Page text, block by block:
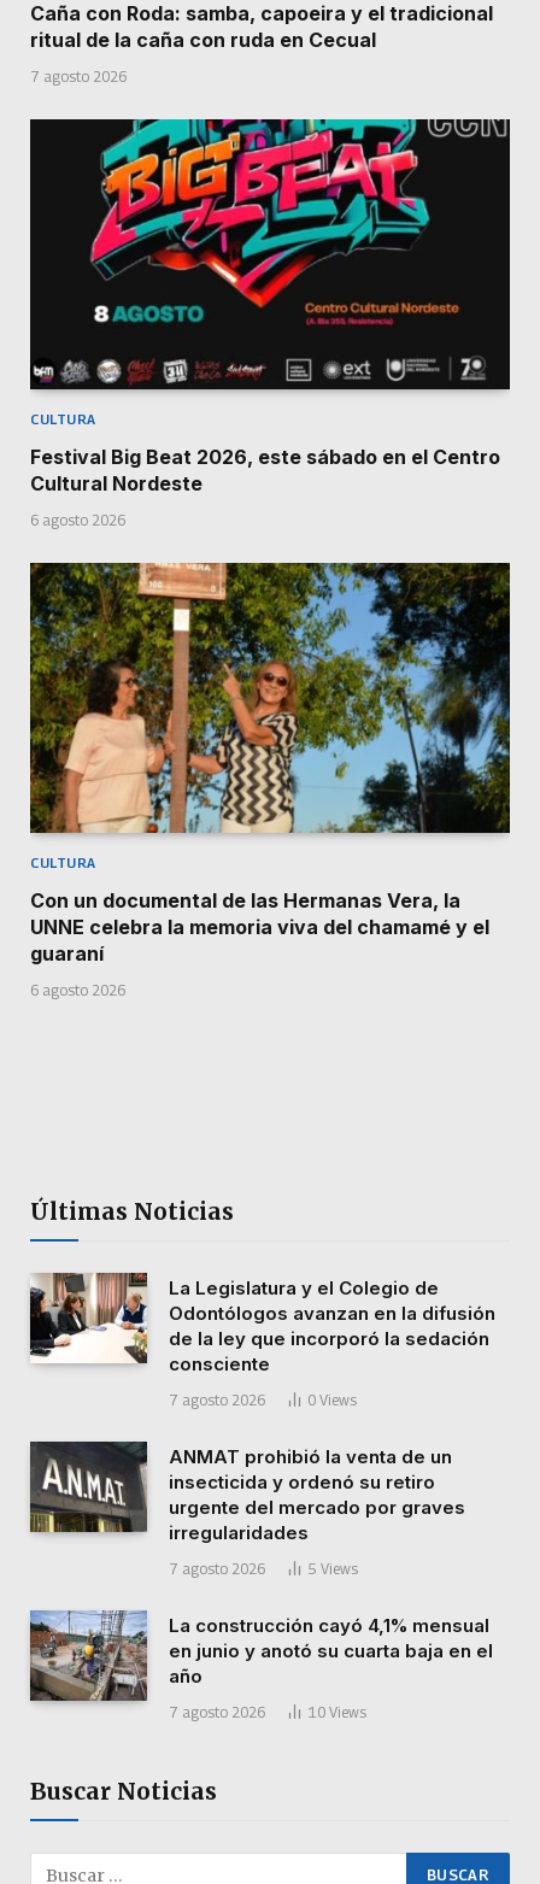
Caña con Roda: samba, capoeira y el tradicional
ritual de la caña con ruda en Cecual
7 agosto 2026
CULTURA
Festival Big Beat 2026, este sábado en el Centro
Cultural Nordeste
6 agosto 2026
CULTURA
Con un documental de las Hermanas Vera, la
UNNE celebra la memoria viva del chamamé y el
guaraní
6 agosto 2026
Últimas Noticias
La Legislatura y el Colegio de
Odontólogos avanzan en la difusión
de la ley que incorporó la sedación
consciente
7 agosto 2026 0 Views
ANMAT prohibió la venta de un
insecticida y ordenó su retiro
urgente del mercado por graves
irregularidades
7 agosto 2026 5 Views
La construcción cayó 4,1% mensual
en junio y anotó su cuarta baja en el
año
7 agosto 2026 10 Views
Buscar Noticias